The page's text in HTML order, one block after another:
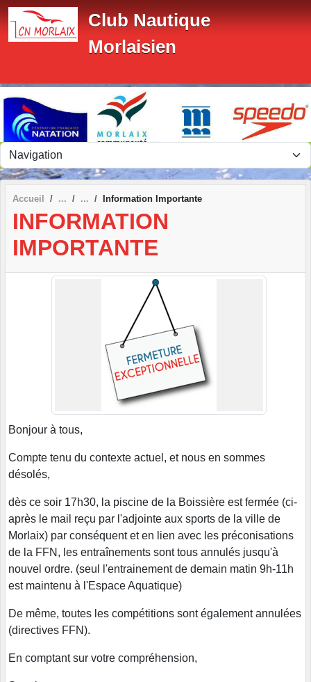
Club Nautique
Morlaisien
Accueil Information Importante
INFORMATION
IMPORTANTE
Bonjour à tous,
Compte tenu du contexte actuel, et nous en sommes
désolés,
dès ce soir 17h30, la piscine de la Boissière est fermée (ci-
après le mail reçu par l'adjointe aux sports de la ville de
Morlaix) par conséquent et en lien avec les préconisations
de la FFN, les entraînements sont tous annulés jusqu'à
nouvel ordre. (seul l'entrainement de demain matin 9h-11h
est maintenu à l'Espace Aquatique)
De même, toutes les compétitions sont également annulées
(directives FFN).
En comptant sur votre compréhension,
Panneau de gestion des cookies